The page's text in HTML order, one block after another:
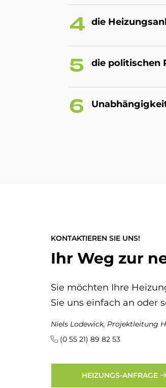
die
die po­li­ti­schen
KONTAKTIEREN SIE UNS!
Ihr Weg zur
Sie möchten Ihre
Sie uns einfach an oder
Niels Lodewick, Projektleitung
(0 55 21) 89 82 53
HEIZUNGS-ANFRAGE